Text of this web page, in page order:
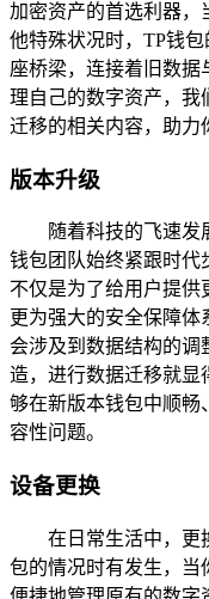
加密资产的首选利器，
他特殊状况时，TP钱包
座桥梁，连接着旧数据
理自己的数字资产，我
迁移的相关内容，助力
版本升级
随着科技的飞速发
钱包团队始终紧跟时代
不仅是为了给用户提
更为强大的安全保障
会涉及到数据结构的
造，进行数据迁移就显
够在新版本钱包中顺畅
容性问题。
设备更换
在日常生活中，更
包的情况时有发生，当